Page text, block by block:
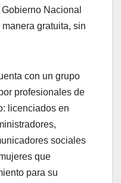
Nacional
gratuita, sin
con un grupo
profesionales de
licenciados en
sociales
que
para su